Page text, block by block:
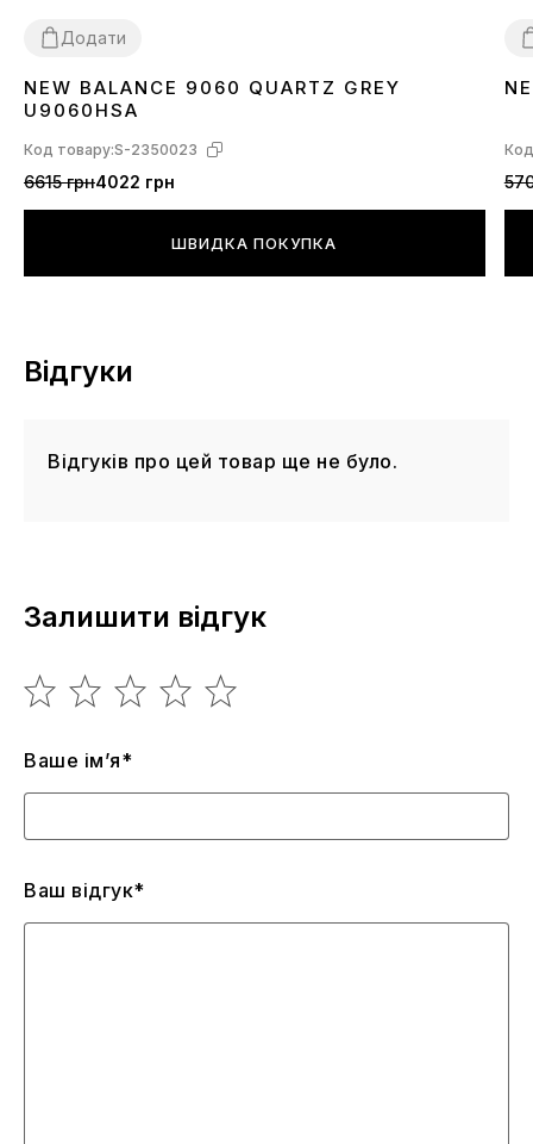
Додати
3637 3839404142 43 4445
NEW BALANCE 9060 QUARTZ GREY
U9060HSA
Код товару:S-2350023
6615 грн4022 грн
ШВИДКА ПОКУПКА
Відгуки
Відгуків про цей товар ще не було.
Залишити відгук
Ваше ім’я*
Ваш відгук*